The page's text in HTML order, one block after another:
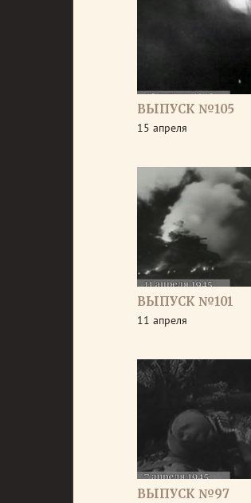
ВЫПУСК №105
15 апреля
ВЫПУСК №101
11 апреля
ВЫПУСК №97